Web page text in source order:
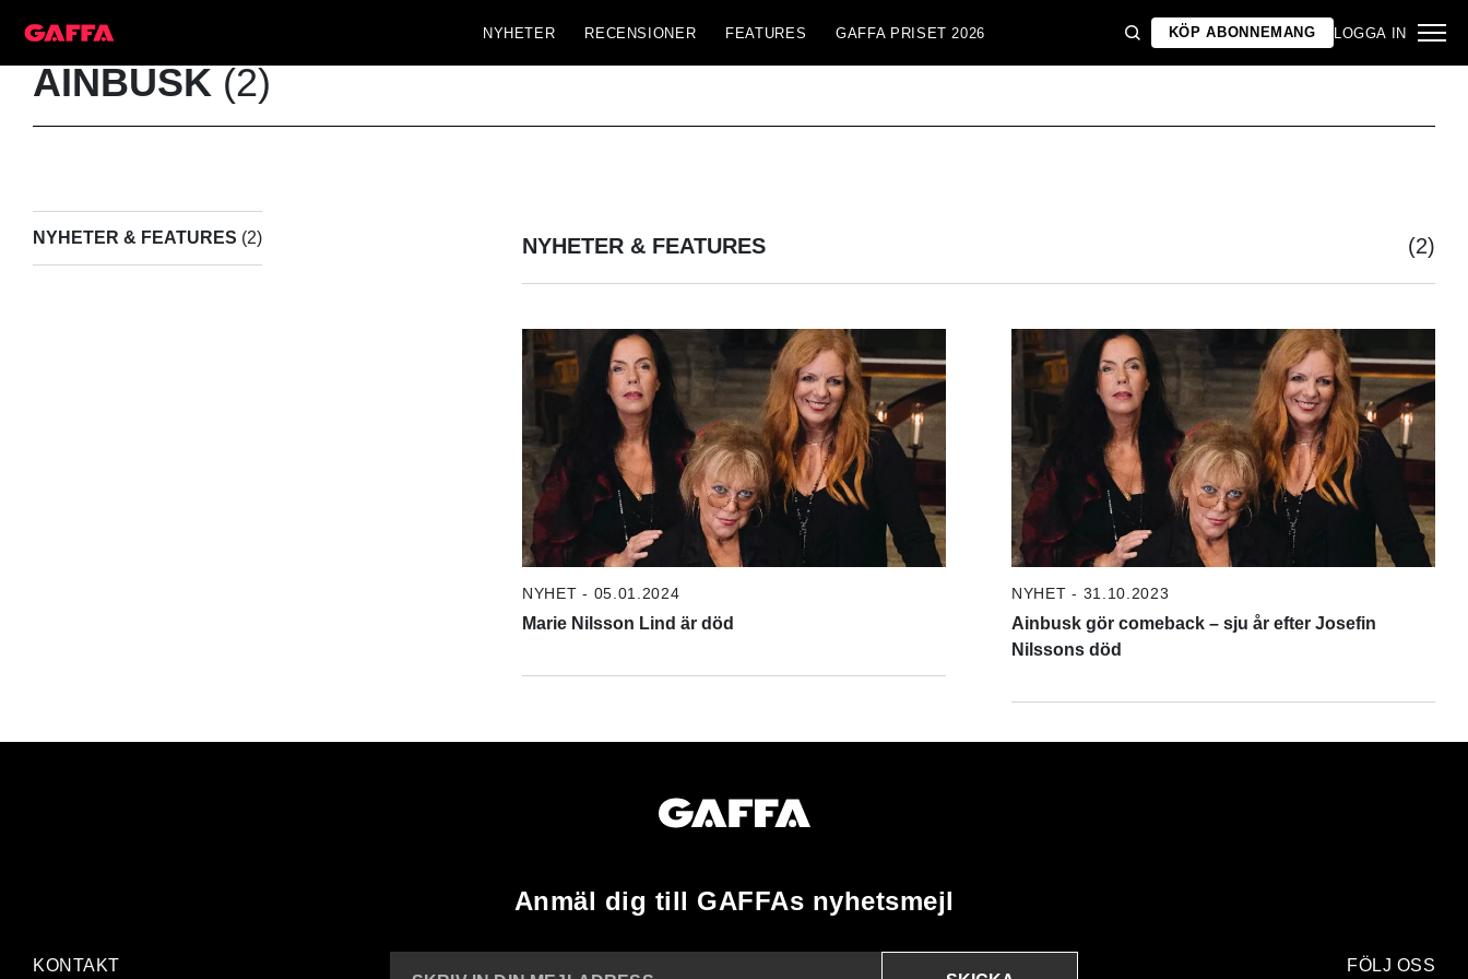
NYHETER RECENSIONER FEATURES GAFFA PRISET 2026 KÖP ABONNEMANG LOGGA IN
AINBUSK (2)
NYHETER & FEATURES (2) NYHETER & FEATURES (2)
NYHET - 05.01.2024
Marie Nilsson Lind är död
NYHET - 31.10.2023
Ainbusk gör comeback – sju år efter Josefin
Nilssons död
Anmäl dig till GAFFAs nyhetsmejl
KONTAKT
FÖLJ OSS